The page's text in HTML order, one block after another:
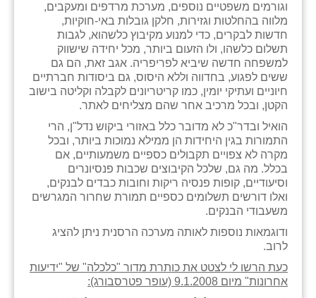
וגורמים משפטיים נוספים, מערכת מרדפים ומעקבים,
מלווה בהחלטות וגזירות, חלקן גובלות באי-חוקיות,
חדשות לבקרים, כדי למנוע מקיבוץ כלשהוא, לגבות
תשלום כלשהו, ולו הזעום ביותר, מכל יחידה שישווק
למשפחה חדשה שיביא לפריפריה. אגב זאת, הם גם
ששים לפגוע, בחדווה וללא היסוס, גם ביסודות חברתיים
חיוניים ועתיקי יומין, כמו קריטריונים לקבלה וקליטה בישוב
הקטן, ובכל מרכיב אחר שהם מצליחים לאתר.
הואיל ובדר"כ לא מדובר כלל באזורי ביקוש נדל"ן, הרי
התמורות בגין היחידות הן ממילא נמוכות ביותר, ובכל
מקרה לא צפויים תקבולים כספיים משמעותיים, אם
בכלל. מה גם, שלכל הקיבוצים שכבות פנסיונרים
וסיעודיים, קופות פנסיה ריקות וחובות כבדים לבנקים,
ואלו דורשים תשלומים כספיים תמורת שחרור המגרשים
משעבודי הבנקים.
ודוגמאות נוספות לאותה מערכה הרסנית ניתן להציג
לרוב.
כעת הרשו לי לצטט את כותרת מדור "כלכלה" של "ידיעות
אחרונות" מיום 9.1.2008 (עופר פטרסבורג):